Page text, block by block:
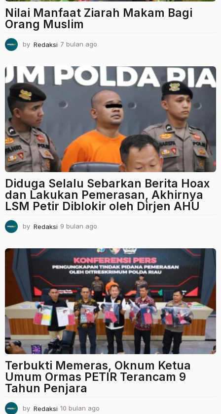
Nilai Manfaat Ziarah Makam Bagi
Orang Muslim
by Redaksi 7 bulan ago
l
a
n
a
g
o
Diduga Selalu Sebarkan Berita Hoax
dan Lakukan Pemerasan, Akhirnya
LSM Petir Diblokir oleh Dirjen AHU
by Redaksi 9 bulan ago
l
a
n
a
g
o
Terbukti Memeras, Oknum Ketua
Umum Ormas PETIR Terancam 9
Tahun Penjara
by Redaksi 10 bulan ago